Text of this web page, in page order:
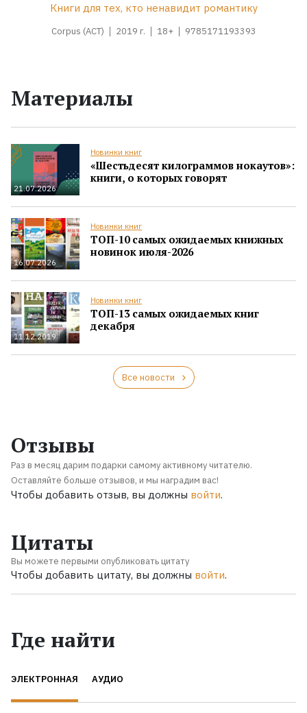
Книги для тех, кто ненавидит романтику
Corpus (АСТ) 2019 г. 18+ 9785171193393
Материалы
21.07.2026
Новинки книг
«Шестьдесят килограммов нокаутов»:
книги, о которых говорят
16.07.2026
Новинки книг
ТОП-10 самых ожидаемых книжных
новинок июля-2026
11.12.2019
Новинки книг
ТОП-13 самых ожидаемых книг
декабря
Все новости
Отзывы
Раз в месяц дарим подарки самому активному читателю.
Оставляйте больше отзывов, и мы наградим вас!
Чтобы добавить отзыв, вы должны войти.
Цитаты
Вы можете первыми опубликовать цитату
Чтобы добавить цитату, вы должны войти.
Где найти
ЭЛЕКТРОННАЯ АУДИО